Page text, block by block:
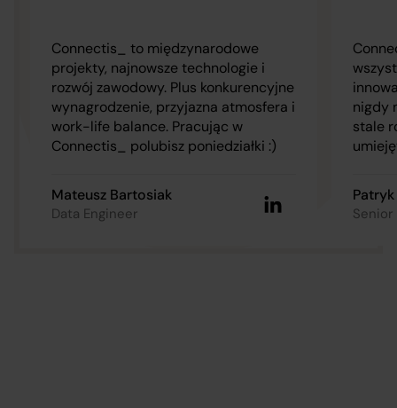
Connectis_ to międzynarodowe
projekty, najnowsze technologie i
rozwój zawodowy. Plus konkurencyjne
wynagrodzenie, przyjazna atmosfera i
work-life balance. Pracując w
Connectis_ polubisz poniedziałki :)
Mateusz Bartosiak
Data Engineer
nigdy
stale